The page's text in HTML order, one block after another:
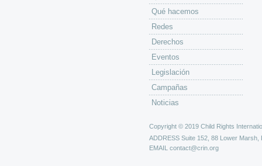
Qué hacemos
Redes
Derechos
Eventos
Legislación
Campañas
Noticias
Copyright © 2019 Child Rights
ADDRESS Suite 152, 88 Lower Marsh,
EMAIL contact@crin.org